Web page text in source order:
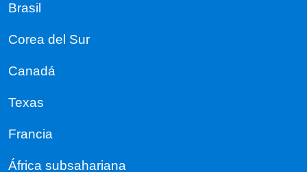
Brasil
Corea del Sur
Canadá
Texas
Francia
África subsahariana